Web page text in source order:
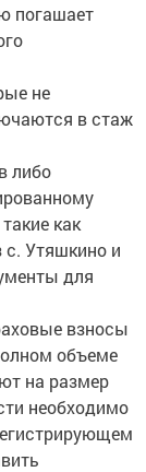
погашает
не
в стаж
либо
как
с. Утяшкино и
для
взносы
объеме
на размер
необходимо